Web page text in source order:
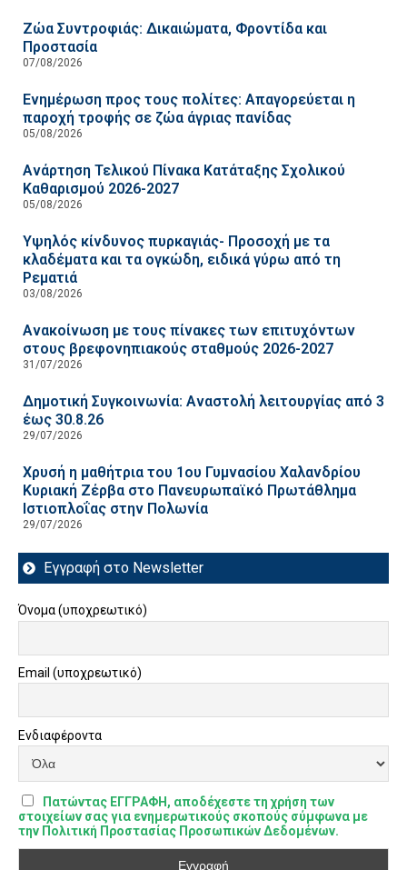
Ζώα Συντροφιάς: Δικαιώματα, Φροντίδα και
Προστασία
07/08/2026
Ενημέρωση προς τους πολίτες: Απαγορεύεται η
παροχή τροφής σε ζώα άγριας πανίδας
05/08/2026
Ανάρτηση Τελικού Πίνακα Κατάταξης Σχολικού
Καθαρισμού 2026-2027
05/08/2026
Υψηλός κίνδυνος πυρκαγιάς- Προσοχή με τα
κλαδέματα και τα ογκώδη, ειδικά γύρω από τη
Ρεματιά
03/08/2026
Ανακοίνωση με τους πίνακες των επιτυχόντων
στους βρεφονηπιακούς σταθμούς 2026-2027
31/07/2026
Δημοτική Συγκοινωνία: Αναστολή λειτουργίας από 3
έως 30.8.26
29/07/2026
Χρυσή η μαθήτρια του 1ου Γυμνασίου Χαλανδρίου
Κυριακή Ζέρβα στο Πανευρωπαϊκό Πρωτάθλημα
Ιστιοπλοΐας στην Πολωνία
29/07/2026
Εγγραφή στο Newsletter
Όνομα (υποχρεωτικό)
Email (υποχρεωτικό)
Ενδιαφέροντα
Πατώντας ΕΓΓΡΑΦΗ, αποδέχεστε τη χρήση των
στοιχείων σας για ενημερωτικούς σκοπούς σύμφωνα με
την Πολιτική Προστασίας Προσωπικών Δεδομένων.